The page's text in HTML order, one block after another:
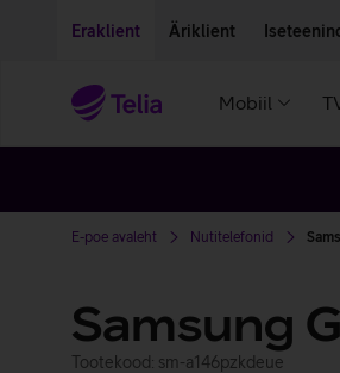
Eraklient Äriklient
Mobiil
E-poe avaleht Nutitelefonid
Samsung
Tootekood: sm-a146pzkdeue